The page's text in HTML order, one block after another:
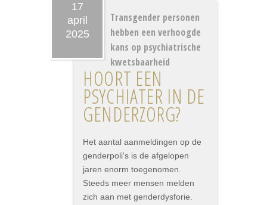
17
april
2025
Transgender personen
hebben een verhoogde
kans op psychiatrische
kwetsbaarheid
HOORT EEN
PSYCHIATER IN DE
GENDERZORG?
Het aantal aanmeldingen op de
genderpoli's is de afgelopen
jaren enorm toegenomen.
Steeds meer mensen melden
zich aan met genderdysforie.